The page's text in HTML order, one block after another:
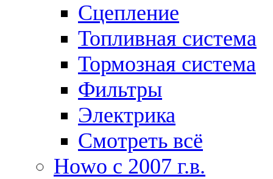
Сцепление
Топливная система
Тормозная система
Фильтры
Электрика
Смотреть всё
Howo c 2007 г.в.